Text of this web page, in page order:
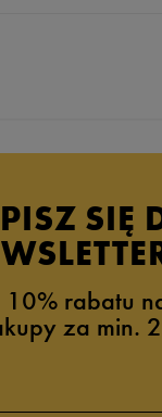
SIĘ
rabatu
za min.